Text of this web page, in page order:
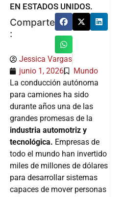
EN ESTADOS UNIDOS.
Comparte
:
Jessica Vargas
junio 1, 2026
Mundo
La conducción autónoma
para camiones ha sido
durante años una de las
grandes promesas de la
industria automotriz y
tecnológica. Empresas de
todo el mundo han invertido
miles de millones de dólares
para desarrollar sistemas
capaces de mover personas